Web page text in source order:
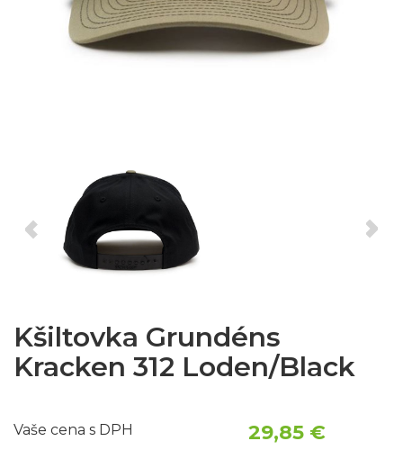
Kšiltovka Grundéns
Kracken 312 Loden/Black
Vaše cena s DPH 29,85 €